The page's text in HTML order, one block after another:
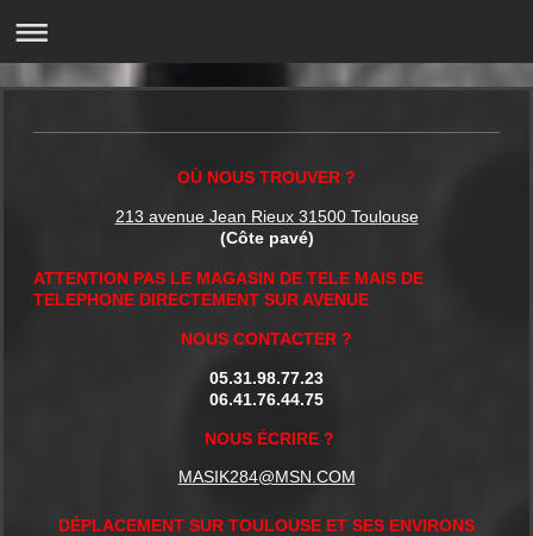
OÙ NOUS TROUVER ?
213 avenue Jean Rieux 31500 Toulouse
(Côte pavé)
ATTENTION PAS LE MAGASIN DE TELE MAIS DE
TELEPHONE DIRECTEMENT SUR AVENUE
NOUS CONTACTER ?
05.31.98.77.23
06.41.76.44.75
NOUS ÉCRIRE ?
MASIK284@MSN.COM
DÉPLACEMENT SUR TOULOUSE ET SES ENVIRONS